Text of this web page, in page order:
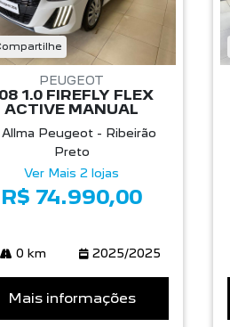
PEUGEOT
1.0 FIREFLY FLEX
ACTIVE MANUAL
Allma Peugeot - Ribeirão
Preto
Ver Mais 2 lojas
R$ 74.990,00
0 km 2025/2025
Mais informações